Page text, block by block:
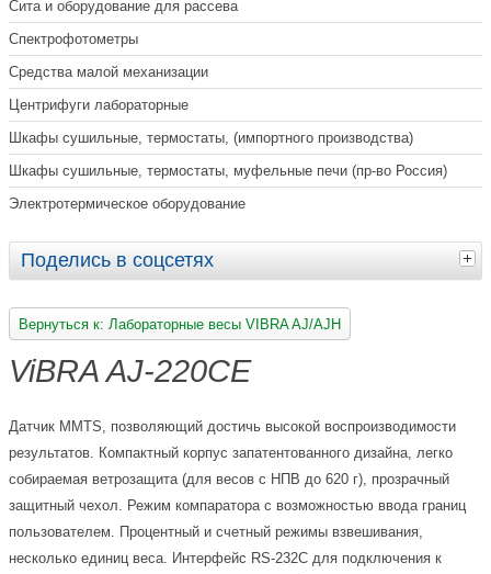
Сита и оборудование для рассева
Спектрофотометры
Средства малой механизации
Центрифуги лабораторные
Шкафы сушильные, термостаты, (импортного производства)
Шкафы сушильные, термостаты, муфельные печи (пр-во Россия)
Электротермическое оборудование
Поделись в соцсетях
Вернуться к: Лабораторные весы VIBRA AJ/AJH
ViBRA AJ-220CE
Датчик MMTS, позволяющий достичь высокой воспроизводимости
результатов. Компактный корпус запатентованного дизайна, легко
собираемая ветрозащита (для весов с НПВ до 620 г), прозрачный
защитный чехол. Режим компаратора с возможностью ввода границ
пользователем. Процентный и счетный режимы взвешивания,
несколько единиц веса. Интерфейс RS-232C для подключения к